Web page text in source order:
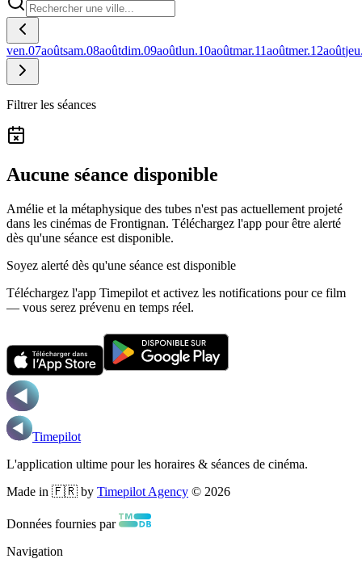
ven.07aoûtsam.08aoûtdim.09aoûtlun.10aoûtmar.11aoûtmer.12août
Filtrer les séances
Aucune séance disponible
Amélie et la métaphysique des tubes n'est pas actuellement projeté
dans les cinémas de Frontignan. Téléchargez l'app pour être alerté
dès qu'une séance est disponible.
Soyez alerté dès qu'une séance est disponible
Téléchargez l'app Timepilot et activez les notifications pour ce film
— vous serez prévenu en temps réel.
Timepilot
L'application ultime pour les horaires & séances de cinéma.
Made in 🇫🇷 by Timepilot Agency © 2026
Données fournies par
Navigation